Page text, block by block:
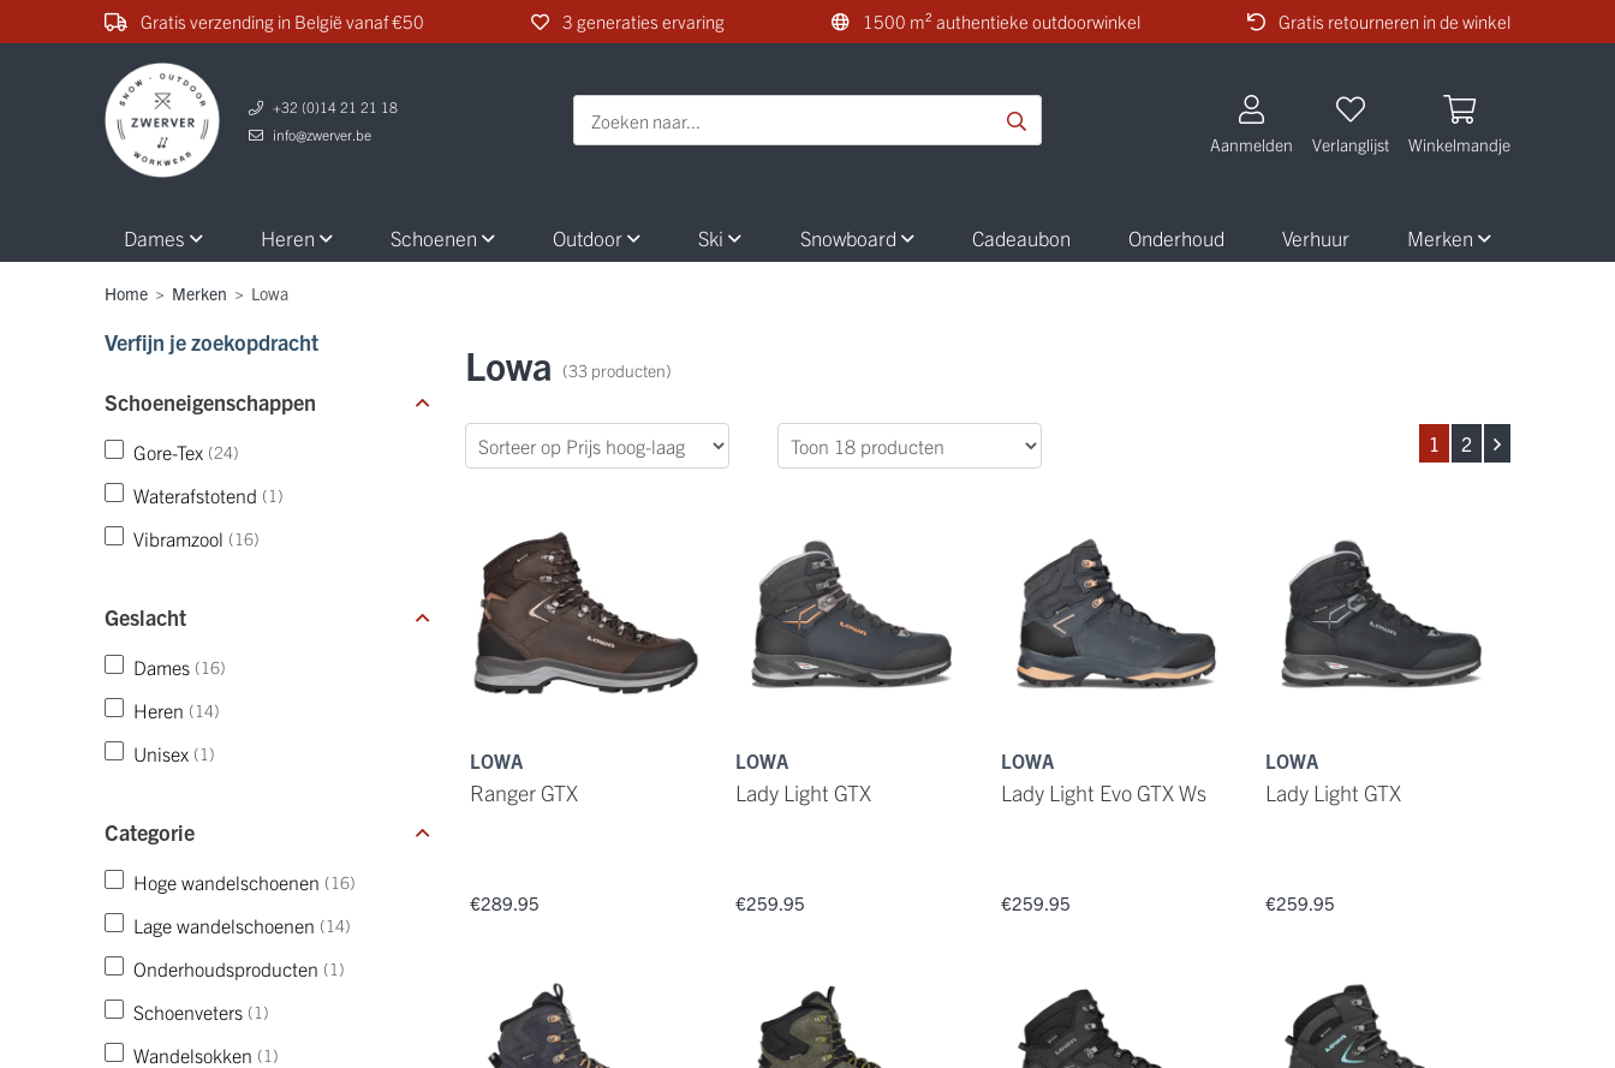
Gratis verzending in België vanaf €50 3 generaties ervaring 1500 m² authentieke outdoorwinkel Gratis retourneren in de winkel
+32 (0)14 21 21 18
info@zwerver.be
Aanmelden Verlanglijst Winkelmandje
Dames Heren Schoenen Outdoor Ski Snowboard Cadeaubon Onderhoud Verhuur Merken
Home > Merken > Lowa
Verfijn je zoekopdracht
Schoeneigenschappen
Gore-Tex (24)
Waterafstotend (1)
Vibramzool (16)
Geslacht
Dames (16)
Heren (14)
Unisex (1)
Categorie
Hoge wandelschoenen (16)
Lage wandelschoenen (14)
Onderhoudsproducten (1)
Schoenveters (1)
Wandelsokken (1)
Lowa (33 producten)
1 2
LOWA
Ranger GTX
€289.95
LOWA
Lady Light GTX
€259.95
LOWA
Lady Light Evo GTX Ws
€259.95
LOWA
Lady Light GTX
€259.95